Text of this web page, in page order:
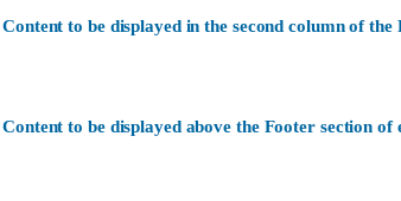
Content to be displayed in the second column of
Content to be displayed above the Footer section of